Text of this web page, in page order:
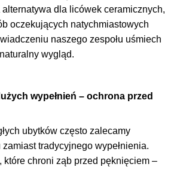
dla licówek ceramicznych,
oczekujących natychmiastowych
naszego zespołu uśmiech
wygląd.
wypełnień – ochrona przed
ubytków często zalecamy
tradycyjnego wypełnienia.
które chroni ząb przed pęknięciem –